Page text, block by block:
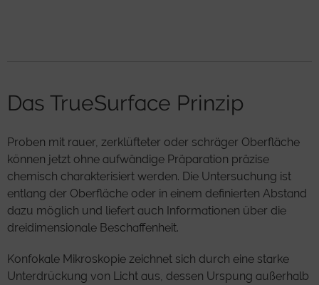
Das TrueSurface Prinzip
Proben mit rauer, zerklüfteter oder schräger Oberfläche
können jetzt ohne aufwändige Präparation präzise
chemisch charakterisiert werden. Die Untersuchung ist
entlang der Oberfläche oder in einem definierten Abstand
dazu möglich und liefert auch Informationen über die
dreidimensionale Beschaffenheit.
Konfokale Mikroskopie zeichnet sich durch eine starke
Unterdrückung von Licht aus, dessen Urspung außerhalb